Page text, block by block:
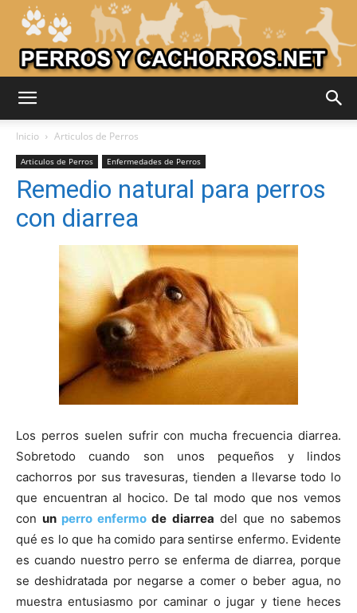
Perros
–
Razas
Perros
–
Inicio Articulos de Perros
Articulos de Perros Enfermedades de Perros
Remedio natural para perros
con diarrea
Los perros suelen sufrir con mucha frecuencia diarrea.
Sobretodo cuando son unos pequeños y lindos
cachorros por sus travesuras, tienden a llevarse todo lo
que encuentran al hocico. De tal modo que nos vemos
conun perro enfermo de diarrea del que no sabemos
qué es lo que ha comido para sentirse enfermo. Evidente
es cuando nuestro perro se enferma de diarrea, porque
se deshidratada por negarse a comer o beber agua, no
muestra entusiasmo por caminar o jugar y tiene heces